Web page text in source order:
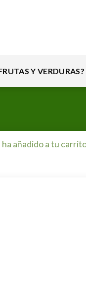
Y VERDURAS?
ha añadido a tu